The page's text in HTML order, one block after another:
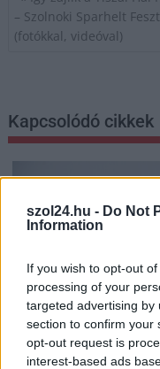
szol24.hu - Do Not
Information
If you wish to opt-out
processing of your
targeted advertising by
section to confirm your
opt-out request is
interest-based ads
navigáció
– Szolnoki Sparhelt
(fotókkal, videóval)
Kapcsolódó cikkek